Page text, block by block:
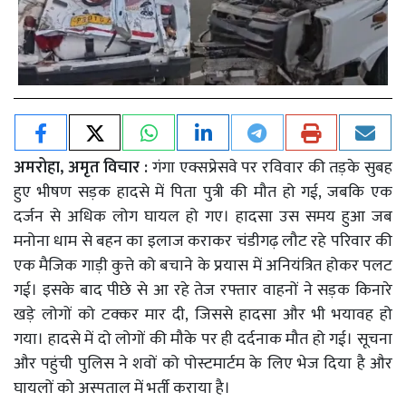
अमरोहा, अमृत विचार :गंगा एक्सप्रेसवे पर रविवार की तड़के सुबह
हुए भीषण सड़क हादसे में पिता पुत्री की मौत हो गई, जबकि एक
दर्जन से अधिक लोग घायल हो गए। हादसा उस समय हुआ जब
मनोना धाम से बहन का इलाज कराकर चंडीगढ़ लौट रहे परिवार की
एक मैजिक गाड़ी कुत्ते को बचाने के प्रयास में अनियंत्रित होकर पलट
गई। इसके बाद पीछे से आ रहे तेज रफ्तार वाहनों ने सड़क किनारे
खड़े लोगों को टक्कर मार दी, जिससे हादसा और भी भयावह हो
गया। हादसे में दो लोगों की मौके पर ही दर्दनाक मौत हो गई। सूचना
और पहुंची पुलिस ने शवों को पोस्टमार्टम के लिए भेज दिया है और
घायलों को अस्पताल में भर्ती कराया है।